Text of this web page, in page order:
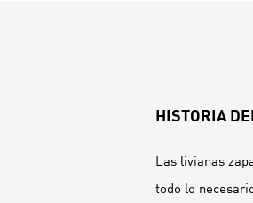
HISTORIA
Las livianas
todo lo